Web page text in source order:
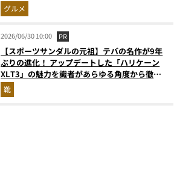
グルメ
2026/06/30 10:00 PR
【スポーツサンダルの元祖】テバの名作が9年
ぶりの進化！ アップデートした「ハリケーン
XLT3」の魅力を識者があらゆる角度から徹底
解説！
靴